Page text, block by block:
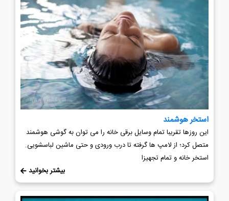
استخر هوشمند
این روزها تقریبا تمام وسایل برقی خانه را می توان به گوشی هوشمند
متصل کرد؛ از لامپ ها گرفته تا درب ورودی و حتی ماشین لباسشویی.
استخر خانه و تمام تجهیزا
بیشتر بخوانید